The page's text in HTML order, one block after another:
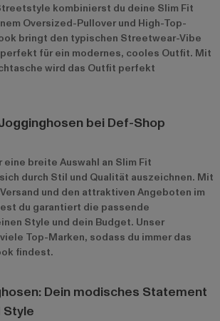
kombinierst du deine Slim Fit
Oversized-Pullover und High-Top-
bringt den typischen Streetwear-Vibe
für ein modernes, cooles Outfit. Mit
wird das Outfit perfekt
bei Def-Shop
breite Auswahl an Slim Fit
durch Stil und Qualität auszeichnen. Mit
und den attraktiven Angeboten im
du garantiert die passende
Style und dein Budget. Unser
Top-Marken, sodass du immer das
findest.
Dein modisches Statement
Style